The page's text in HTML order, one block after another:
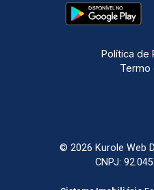
Política de
Termo
© 2026 Kurole Web
CNPJ: